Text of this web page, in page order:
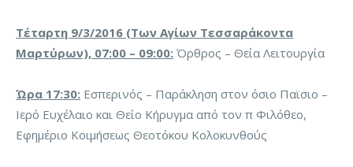
Τέταρτη 9/3/2016 (Των Αγίων Τεσσαράκοντα
Μαρτύρων), 07:00 – 09:00: Όρθρος – Θεία Λειτουργία
Ώρα 17:30: Εσπερινός – Παράκληση στον όσιο Παϊσιο –
Ιερό Ευχέλαιο και Θείο Κήρυγμα από τον π Φιλόθεο,
Εφημέριο Κοιμήσεως Θεοτόκου Κολοκυνθούς